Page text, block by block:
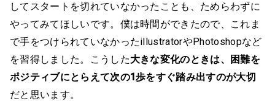
してスタートを切れていなかったことも、ためらわずに
やってみてほしいです。僕は時間ができたので、これま
で手をつけられていなかったillustratorやPhotoshopなど
を習得しました。こうした大きな変化のときは、困難を
ポジティブにとらえて次の1歩をすぐ踏み出すのが大切
だと思います。